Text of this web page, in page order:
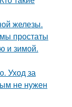
железы.
простаты
и зимой.
Уход за
не нужен